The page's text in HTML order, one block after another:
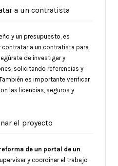
a un contratista
y un presupuesto, es
a un contratista para
de investigar y
solicitando referencias y
es importante verificar
las licencias, seguros y
el proyecto
de un portal de un
y coordinar el trabajo